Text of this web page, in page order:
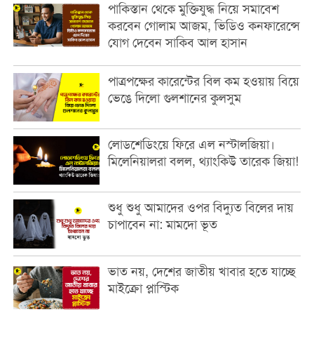
পাকিস্তান থেকে মুক্তিযুদ্ধ নিয়ে সমাবেশ
করবেন গোলাম আজম, ভিডিও কনফারেন্সে
যোগ দেবেন সাকিব আল হাসান
পাত্রপক্ষের কারেন্টের বিল কম হওয়ায় বিয়ে
ভেঙে দিলো গুলশানের কুলসুম
লোডশেডিংয়ে ফিরে এল নস্টালজিয়া।
মিলেনিয়ালরা বলল, থ্যাংকিউ তারেক জিয়া!
শুধু শুধু আমাদের ওপর বিদ্যুত বিলের দায়
চাপাবেন না: মামদো ভূত
ভাত নয়, দেশের জাতীয় খাবার হতে যাচ্ছে
মাইক্রো প্লাস্টিক